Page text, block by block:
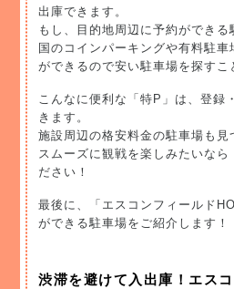
出庫できます。
もし、目的地周辺に予約ができ
国のコインパーキングや有料駐車
ができるので安い駐車場を探すこ
こんなに便利な「特P」は、登録
きます。
施設周辺の格安料金の駐車場も見
スムーズに観戦を楽しみたいなら
ださい！
最後に、「エスコンフィールド
ができる駐車場をご紹介します！
渋滞を避けて入出庫！エス